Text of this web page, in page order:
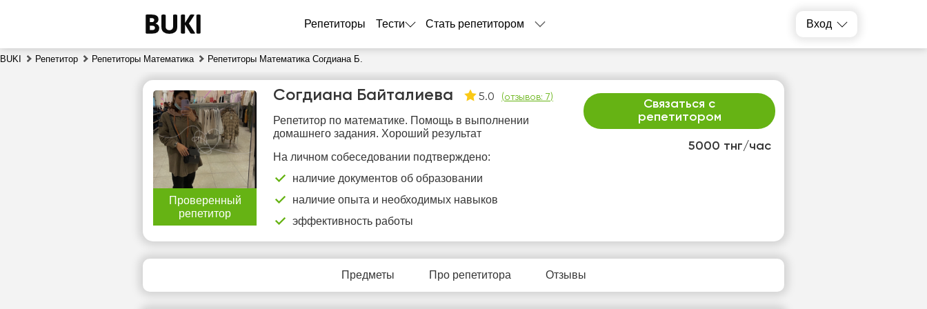
Репетиторы Тести Стать репетитором Вход
BUKI Репетитор Репетиторы Математика Репетиторы Математика Согдиана Б.
Проверенный
репетитор
5000 тнг/час
Связаться с
репетитором
Согдиана Байталиева 5.0 (отзывов: 7)
Репетитор по математике. Помощь в выполнении
домашнего задания. Хороший результат
На личном собеседовании подтверждено:
наличие документов об образовании
наличие опыта и необходимых навыков
эффективность работы
Предметы Про репетитора Отзывы
пт
7
8
9
10
10:30
Нет
Нет
Нет
Нет